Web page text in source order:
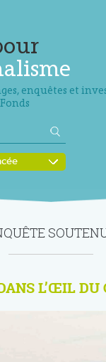
enquêtes et
L’ŒIL DU